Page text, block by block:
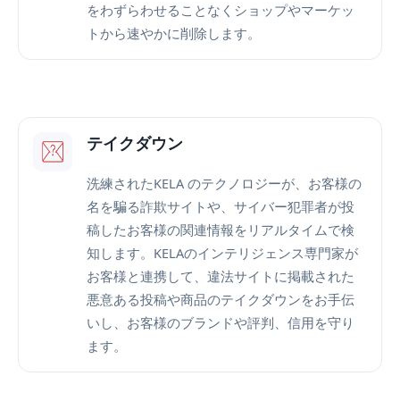
をわずらわせることなくショップやマーケッ
トから速やかに削除します。
テイクダウン
洗練されたKELA のテクノロジーが、お客様の
名を騙る詐欺サイトや、サイバー犯罪者が投
稿したお客様の関連情報をリアルタイムで検
知します。KELAのインテリジェンス専門家が
お客様と連携して、違法サイトに掲載された
悪意ある投稿や商品のテイクダウンをお手伝
いし、お客様のブランドや評判、信用を守り
ます。